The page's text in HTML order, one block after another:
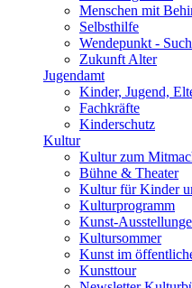
Menschen mit
Selbsthilfe
Wendepunkt -
Zukunft Alter
Jugendamt
Kinder, Jugend,
Fachkräfte
Kinderschutz
Kultur
Kultur zum
Bühne & Theater
Kultur für Kinder
Kulturprogramm
Kunst-
Kultursommer
Kunst im
Kunsttour